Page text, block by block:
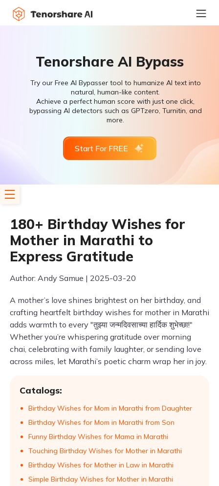
Tenorshare AI Bypass
Try our Free AI Bypasser tool to humanize AI text into
natural, human-like content.
Achieve a perfect human score with just one click,
bypassing AI detectors such as GPTzero, Turnitin, and
more.
Start For FREE
180+ Birthday Wishes for
Mother in Marathi to
Express Gratitude
Author: Andy Samue | 2025-03-20
A mother’s love shines brightest on her birthday, and
crafting heartfelt birthday wishes for mother in Marathi
adds warmth to every "तुझ्या जन्मदिवसाच्या हार्दिक शुभेच्छा!"
Whether you’re whispering gratitude over morning
chai, celebrating with family laughter, or sending love
across miles, let Marathi’s poetic charm wrap her in joy.
Catalogs:
Birthday Wishes for Mom in Marathi from Daughter
Birthday Wishes for Mom in Marathi from Son
Funny Birthday Wishes for Mama in Marathi
Touching Birthday Wishes for Mother in Marathi
Birthday Wishes for Mother in Law in Marathi
Simple Birthday Wishes for Mother in Marathi